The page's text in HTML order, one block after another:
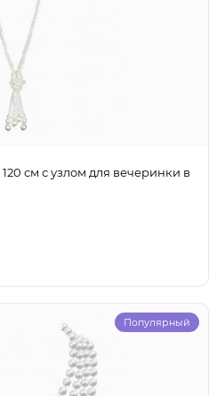
см с узлом для вечеринки в
Популярный